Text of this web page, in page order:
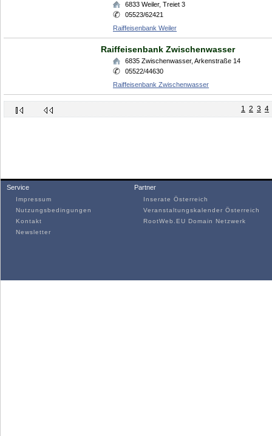
6833 Weiler, Treiet 3
05523/62421
Raiffeisenbank Weiler
Raiffeisenbank Zwischenwasser
6835 Zwischenwasser, Arkenstraße 14
05522/44630
Raiffeisenbank Zwischenwasser
1 2 3 4
Service
Impressum
Nutzungsbedingungen
Kontakt
Newsletter
Partner
Inserate Österreich
Veranstaltungskalender Österreich
RootWeb.EU Domain Netzwerk